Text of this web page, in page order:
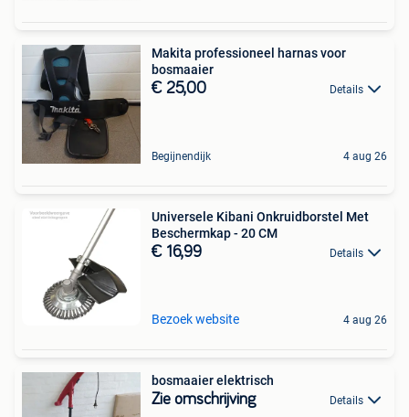
Makita professioneel harnas voor
bosmaaier
€ 25,00 Details
Begijnendijk 4 aug 26
Universele Kibani Onkruidborstel Met
Beschermkap - 20 CM
€ 16,99 Details
Bezoek website 4 aug 26
bosmaaier elektrisch
Zie omschrijving Details